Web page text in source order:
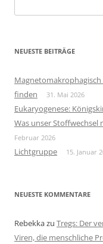
nach:
NEUESTE BEITRÄGE
Magnetomakrophagisch
finden
31. Mai 2026
Eukaryogenese:
Was unser
Februar 2026
Lichtgruppe 15. Januar
NEUESTE KOMMENTARE
Rebekkazu Tregs: Der
Viren, die menschliche